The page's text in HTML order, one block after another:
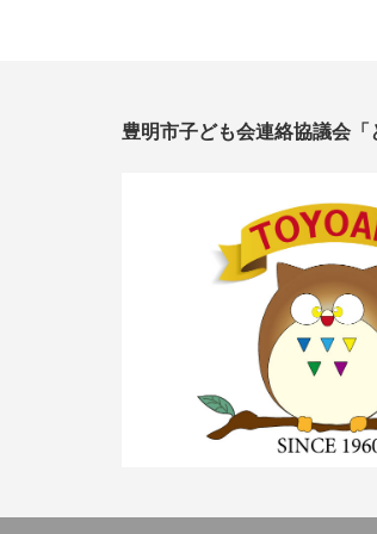
豊明市子ども会連絡協議会「